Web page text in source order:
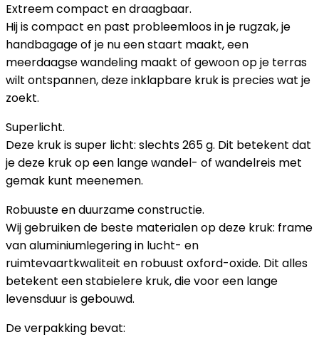
Extreem compact en draagbaar.
Hij is compact en past probleemloos in je rugzak, je
handbagage of je nu een staart maakt, een
meerdaagse wandeling maakt of gewoon op je terras
wilt ontspannen, deze inklapbare kruk is precies wat je
zoekt.
Superlicht.
Deze kruk is super licht: slechts 265 g. Dit betekent dat
je deze kruk op een lange wandel- of wandelreis met
gemak kunt meenemen.
Robuuste en duurzame constructie.
Wij gebruiken de beste materialen op deze kruk: frame
van aluminiumlegering in lucht- en
ruimtevaartkwaliteit en robuust oxford-oxide. Dit alles
betekent een stabielere kruk, die voor een lange
levensduur is gebouwd.
De verpakking bevat: